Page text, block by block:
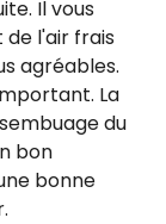
Il vous
l'air frais
agréables.
La
du
bon
bonne